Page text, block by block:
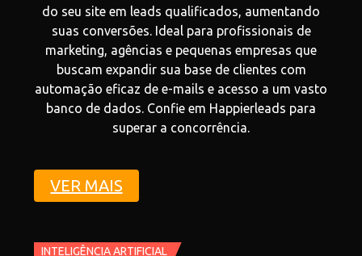
do seu site em leads qualificados, aumentando
suas conversões. Ideal para profissionais de
marketing, agências e pequenas empresas que
buscam expandir sua base de clientes com
automação eficaz de e-mails e acesso a um vasto
banco de dados. Confie em Happierleads para
superar a concorrência.
VER MAIS
INTELIGÊNCIA ARTIFICIAL